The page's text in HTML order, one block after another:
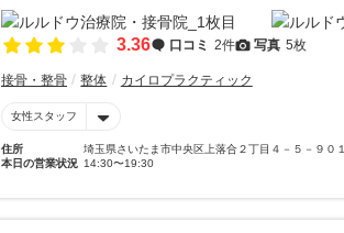
3.36 口コミ 2件 写真 5枚
接骨・整骨 整体 カイロプラクティック
女性スタッフ
住所
埼玉県さいたま市中央区上落合２丁目４－５－９０１
本日の営業状況 14:30〜19:30